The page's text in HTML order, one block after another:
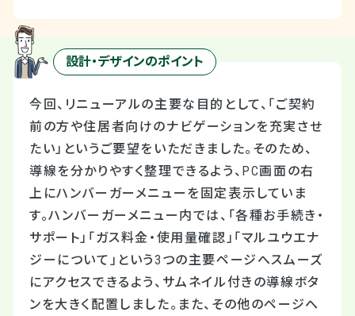
設計・デザインのポイント
今回、リニューアルの主要な目的として、「ご契約
前の方や住居者向けのナビゲーションを充実させ
たい」というご要望をいただきました。そのため、
導線を分かりやすく整理できるよう、PC画面の右
上にハンバーガーメニューを固定表示していま
す。ハンバーガーメニュー内では、「各種お手続き・
サポート」「ガス料金・使用量確認」「マルユウエナ
ジーについて」という3つの主要ページへスムーズ
にアクセスできるよう、サムネイル付きの導線ボタ
ンを大きく配置しました。また、その他のページへ